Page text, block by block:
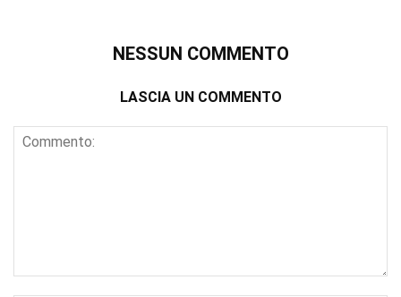
NESSUN COMMENTO
LASCIA UN COMMENTO